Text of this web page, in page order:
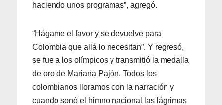
haciendo unos programas”, agregó.
“Hágame el favor y se devuelve para
Colombia que allá lo necesitan”. Y regresó,
se fue a los olímpicos y transmitió la medalla
de oro de Mariana Pajón. Todos los
colombianos lloramos con la narración y
cuando sonó el himno nacional las lágrimas